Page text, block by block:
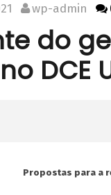
wp-admin
do
DCE
Propostas para a